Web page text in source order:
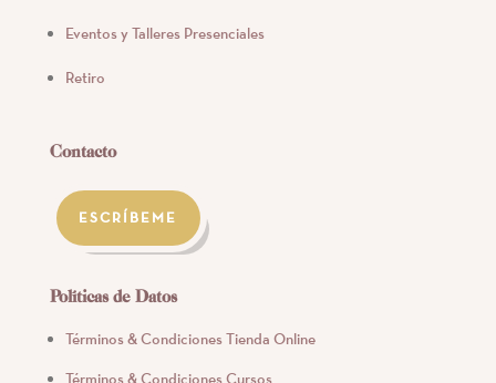
Eventos y Talleres Presenciales
Retiro
Contacto
ESCRÍBEME
Políticas de Datos
Términos & Condiciones Tienda Online
Términos & Condiciones Cursos